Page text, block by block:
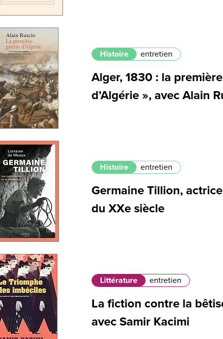
Histoire entretien
Alger, 1830 : la
d’Algérie », avec Alain
Histoire entretien
Germaine Tillion,
du XXe siècle
Littérature entretien
La fiction contre la
avec Samir Kacimi